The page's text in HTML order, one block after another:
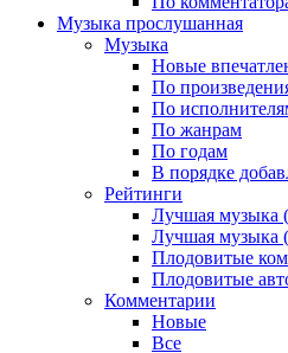
Музыка прослушанная
Музыка
Новые
По
По
По жанрам
По годам
В порядке
Рейтинги
Лучшая музыка
Лучшая музыка
Плодовитые
Плодовитые
Комментарии
Новые
Все